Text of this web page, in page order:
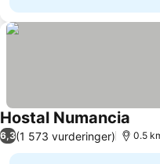
Hostal Numancia
6,3(1 573 vurderinger) 0.5